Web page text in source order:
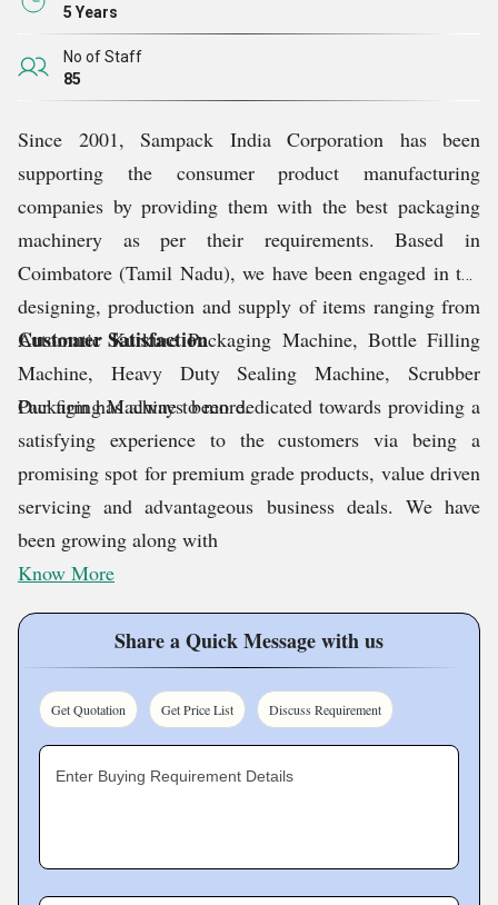
5 Years
No of Staff
85
Since 2001, Sampack India Corporation has been
supporting the consumer product manufacturing
companies by providing them with the best packaging
machinery as per their requirements. Based in
Coimbatore (Tamil Nadu), we have been engaged in the
designing, production and supply of items ranging from
Automatic Kurkure Packaging Machine, Bottle Filling
Machine, Heavy Duty Sealing Machine, Scrubber
Packaging Machine to more.
Customer Satisfaction
Our firm has always been dedicated towards providing a
satisfying experience to the customers via being a
promising spot for premium grade products, value driven
servicing and advantageous business deals. We have
been growing along with
Know More
Share a Quick Message with us
Get Quotation Get Price List Discuss Requirement
Enter Buying Requirement Details